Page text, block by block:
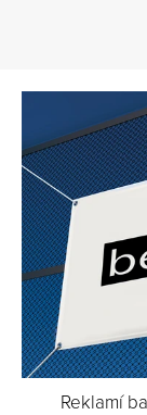
Reklamí